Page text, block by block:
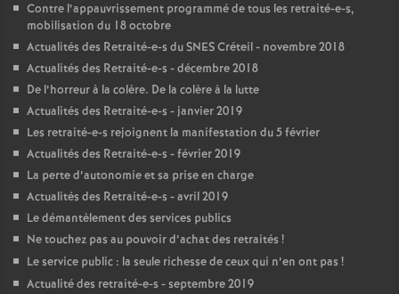
Contre l’appauvrissement programmé de tous les retraité-e-s,
mobilisation du 18 octobre
Actualités des Retraité-e-s duSNESCréteil - novembre 2018
Actualités des Retraité-e-s - décembre 2018
De l’horreur à la colère. De la colère à la lutte
Actualités des Retraité-e-s - janvier 2019
Les retraité-e-s rejoignent la manifestation du 5 février
Actualités des Retraité-e-s - février 2019
La perte d’autonomie et sa prise en charge
Actualités des Retraité-e-s - avril 2019
Le démantèlement des services publics
Ne touchez pas au pouvoir d’achat des retraités !
Le service public : la seule richesse de ceux qui n’en ont pas !
Actualité des retraité-e-s - septembre 2019